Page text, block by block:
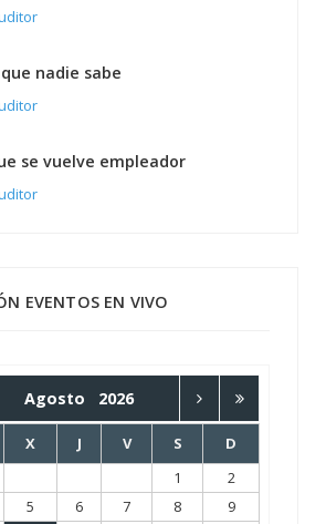
nadie sabe
se vuelve empleador
EVENTOS EN VIVO
Agosto 2026
X J V S
D
1
2
5 6 7 8
9